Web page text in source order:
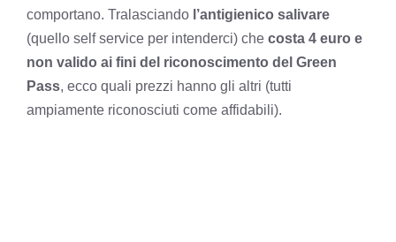
comportano. Tralasciando l’antigienico salivare
(quello self service per intenderci) che costa 4 euro e
non valido ai fini del riconoscimento del Green
Pass, ecco quali prezzi hanno gli altri (tutti
ampiamente riconosciuti come affidabili).